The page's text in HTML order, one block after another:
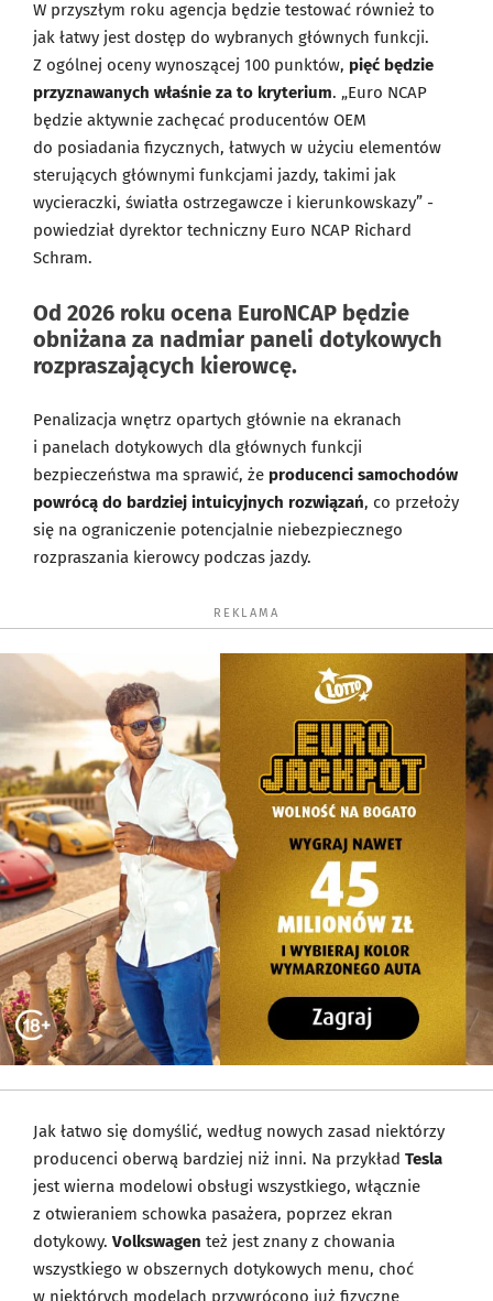
W przyszłym roku agencja będzie testować również to
jak łatwy jest dostęp do wybranych głównych funkcji.
Z ogólnej oceny wynoszącej 100 punktów, pięć będzie
przyznawanych właśnie za to kryterium. „Euro NCAP
będzie aktywnie zachęcać producentów OEM
do posiadania fizycznych, łatwych w użyciu elementów
sterujących głównymi funkcjami jazdy, takimi jak
wycieraczki, światła ostrzegawcze i kierunkowskazy” -
powiedział dyrektor techniczny Euro NCAP Richard
Schram.
Od 2026 roku ocena EuroNCAP będzie
obniżana za nadmiar paneli dotykowych
rozpraszających kierowcę.
Penalizacja wnętrz opartych głównie na ekranach
i panelach dotykowych dla głównych funkcji
bezpieczeństwa ma sprawić, że producenci samochodów
powrócą do bardziej intuicyjnych rozwiązań, co przełoży
się na ograniczenie potencjalnie niebezpiecznego
rozpraszania kierowcy podczas jazdy.
REKLAMA
Jak łatwo się domyślić, według nowych zasad niektórzy
producenci oberwą bardziej niż inni. Na przykład Tesla
jest wierna modelowi obsługi wszystkiego, włącznie
z otwieraniem schowka pasażera, poprzez ekran
dotykowy. Volkswagen też jest znany z chowania
wszystkiego w obszernych dotykowych menu, choć
w niektórych modelach przywrócono już fizyczne